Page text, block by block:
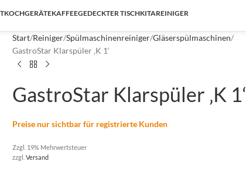
KOCHGERÄTEKAFFEEGEDECKTER TISCHKITAREINIGER
Start Reiniger Spülmaschinenreiniger Gläserspülmaschinen
GastroStar Klarspüler ‚K 1‘
GastroStar Klarspüler ‚K 1‘
Preise nur sichtbar für registrierte Kunden
Zzgl. 19% Mehrwertsteuer
zzgl.Versand